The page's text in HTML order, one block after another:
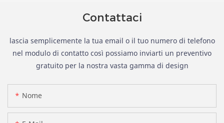
Contattaci
lascia semplicemente la tua email o il tuo numero di telefono
nel modulo di contatto così possiamo inviarti un preventivo
gratuito per la nostra vasta gamma di design
Nome